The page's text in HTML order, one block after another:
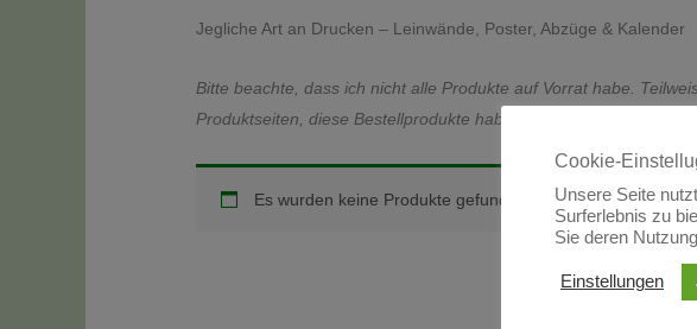
Jegliche Art an Drucken – Leinwände, Poster, Abzüge & Kalender
Bitte beachte, dass ich nicht alle Produkte auf Vorrat habe.
Produktseiten, diese Bestellprodukte haben i.d.R. eine Lieferzeit
Es wurden keine Produkte gefunden, die deiner Auswahl
Cookie-
Unsere Seite
Surferlebnis zu
Sie deren
Einstellungen